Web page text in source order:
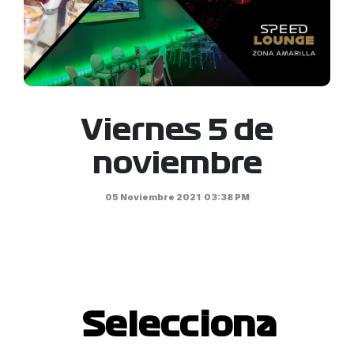
Viernes 5 de
noviembre
05 Noviembre 2021 03:38 PM
Selecciona